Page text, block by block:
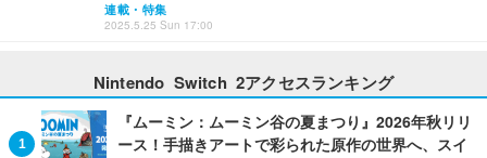
連載・特集
2025.5.25 Sun 17:00
Nintendo Switch 2アクセスランキング
『ムーミン：ムーミン谷の夏まつり』2026年秋リリ
ース！手描きアートで彩られた原作の世界へ、スイ